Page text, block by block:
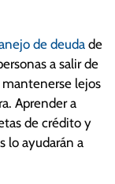
de deuda de
a salir de
mantenerse lejos
Aprender a
de crédito y
lo ayudarán a